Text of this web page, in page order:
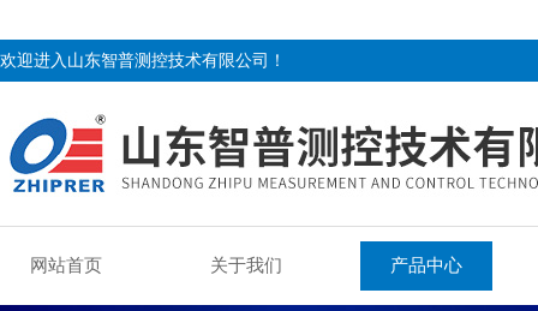
欢迎进入山东智普测控技术有限公司！
网站首页 关于我们 产品中心